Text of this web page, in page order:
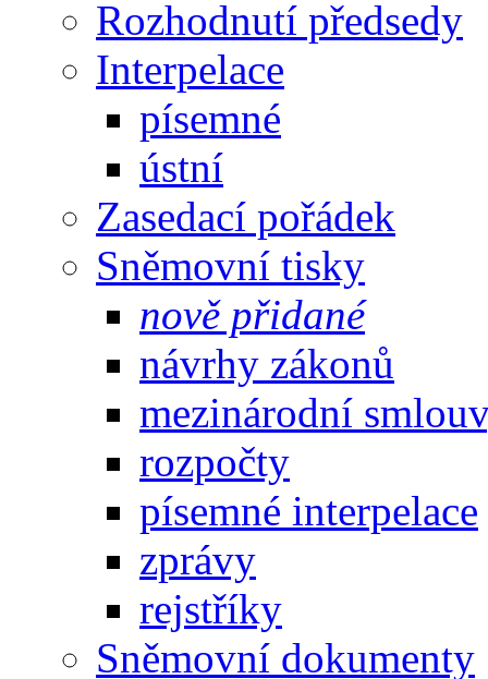
Rozhodnutí předsedy
Interpelace
písemné
ústní
Zasedací pořádek
Sněmovní tisky
nově přidané
návrhy zákonů
mezinárodní
rozpočty
písemné interpelace
zprávy
rejstříky
Sněmovní dokumenty